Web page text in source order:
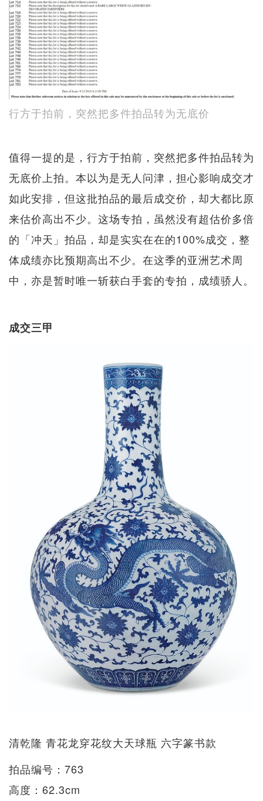
行方于拍前，突然把多件拍品转为无底价
值得一提的是，行方于拍前，突然把多件拍品转为
无底价上拍。本以为是无人问津，担心影响成交才
如此安排，但这批拍品的最后成交价，却大都比原
来估价高出不少。这场专拍，虽然没有超估价多倍
的「冲天」拍品，却是实实在在的100%成交，整
体成绩亦比预期高出不少。在这季的亚洲艺术周
中，亦是暂时唯一斩获白手套的专拍，成绩骄人。
成交三甲
清乾隆 青花龙穿花纹大天球瓶 六字篆书款
拍品编号：763
高度：62.3cm